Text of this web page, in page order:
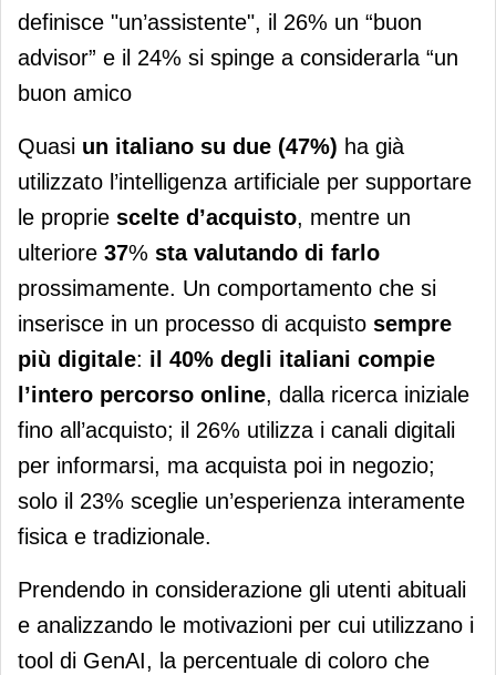
definisce "un’assistente", il 26% un “buon
advisor” e il 24% si spinge a considerarla “un
buon amico
Quasi un italiano su due (47%) ha già
utilizzato l’intelligenza artificiale per supportare
le proprie scelte d’acquisto, mentre un
ulteriore 37% sta valutando di farlo
prossimamente. Un comportamento che si
inserisce in un processo di acquisto sempre
più digitale: il 40% degli italiani compie
l’intero percorso online, dalla ricerca iniziale
fino all’acquisto; il 26% utilizza i canali digitali
per informarsi, ma acquista poi in negozio;
solo il 23% sceglie un’esperienza interamente
fisica e tradizionale.
Prendendo in considerazione gli utenti abituali
e analizzando le motivazioni per cui utilizzano i
tool di GenAI, la percentuale di coloro che